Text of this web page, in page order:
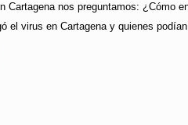
Cartagena nos preguntamos: ¿Cómo
el virus en Cartagena y quienes